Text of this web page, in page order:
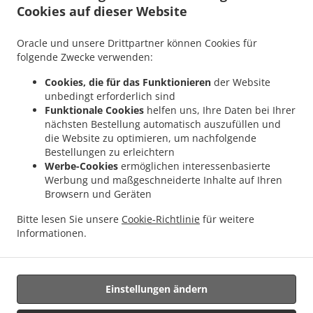
Cookies auf dieser Website
Oracle und unsere Drittpartner können Cookies für
folgende Zwecke verwenden:
Cookies, die für das Funktionieren der Website
unbedingt erforderlich sind
Funktionale Cookies helfen uns, Ihre Daten bei Ihrer
nächsten Bestellung automatisch auszufüllen und
die Website zu optimieren, um nachfolgende
Bestellungen zu erleichtern
Werbe-Cookies ermöglichen interessenbasierte
Werbung und maßgeschneiderte Inhalte auf Ihren
Browsern und Geräten
Bitte lesen Sie unsere Cookie-Richtlinie für weitere
Informationen.
Einstellungen ändern
Indisches Essen Lieferservice Mondercange . Indisches Essen Lieferservice Bergem
Indisches Essen Lieferservice Pontpierre . Indisches Essen Lieferservice Junglinster
Indisches Essen Lieferservice Weiler zum Tuer . Indisches Essen Lieferservice Weiler-
la-Tour Hassel
. Indisches Essen Lieferservice Weiler-la-Tour
Lieferservice Monnerich Steinbrücken
. Indisches Essen Lieferservice Monnerich
Indisches Essen Lieferservice Ehlange-sur-Mess
. Indisches Essen Lieferservice Kielen
Indisches Essen Lieferservice Findel Hamm . Indisches Essen Lieferservice Findel
Indisches Essen Lieferservice Reckingen/Mess Wickringen
.
Indisches Essen
Lieferservice Reckingen/Mess Ehlange-sur-Mess
.
Lieferservice Sandweiler Hamm . Indisches Essen Lieferservice Sandweiler
Essen Lieferservice. Essen zum mitnehmen und zum Liefern
Unterstützt von: